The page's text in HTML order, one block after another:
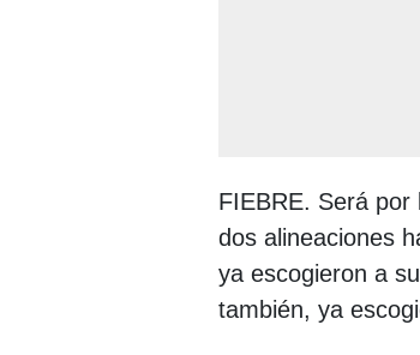
FIEBRE. Será
dos alineaciones
ya escogieron a
también, ya